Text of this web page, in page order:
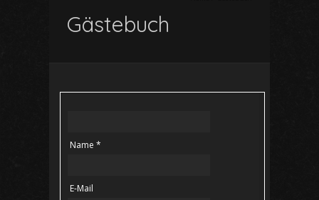
Gästebuch
Name *
E-Mail